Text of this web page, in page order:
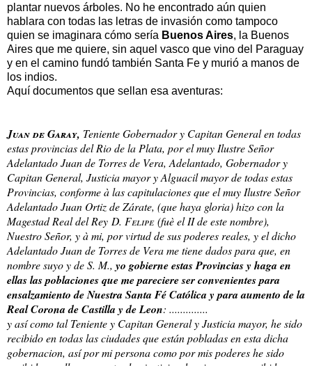
plantar nuevos árboles. No he encontrado aún quien
hablara con todas las letras de invasión como tampoco
quien se imaginara cómo sería Buenos Aires, la Buenos
Aires que me quiere, sin aquel vasco que vino del Paraguay
y en el camino fundó también Santa Fe y murió a manos de
los indios.
Aquí documentos que sellan esa aventuras:
Juan de Garay, Teniente Gobernador y Capitan General en todas
estas provincias del Rio de la Plata, por el muy Ilustre Señor
Adelantado Juan de Torres de Vera, Adelantado, Gobernador y
Capitan General, Justicia mayor y Alguacil mayor de todas estas
Provincias, conforme à las capitulaciones que el muy Ilustre Señor
Adelantado Juan Ortiz de Zárate, (que haya gloria) hizo con la
Magestad Real del Rey D. Felipe(fuè el II de este nombre),
Nuestro Señor, y à mi, por virtud de sus poderes reales, y el dicho
Adelantado Juan de Torres de Vera me tiene dados para que, en
nombre suyo y de S. M., yo gobierne estas Provincias y haga en
ellas las poblaciones que me pareciere ser convenientes para
ensalzamiento de Nuestra Santa Fé Católica y para aumento de la
Real Corona de Castilla y de Leon: ..............
y así como tal Teniente y Capitan General y Justicia mayor, he sido
recibido en todas las ciudades que están pobladas en esta dicha
gobernacion, así por mi persona como por mis poderes he sido